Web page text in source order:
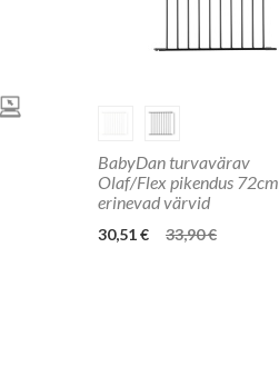
BabyDan turvavärav
Olaf/Flex pikendus 72cm,
erinevad värvid
30,51 € 33,90 €